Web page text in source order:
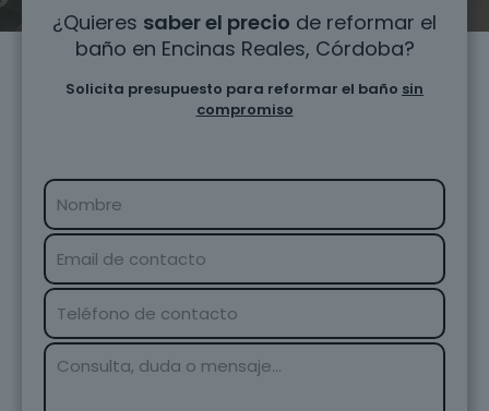
¿Quieres saber el precio de reformar el
baño en Encinas Reales, Córdoba?
Solicita presupuesto para reformar el baño sin
compromiso